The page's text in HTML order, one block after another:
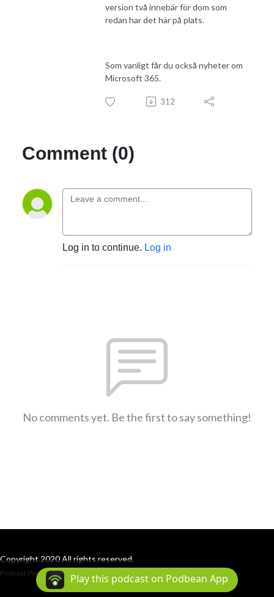
version två innebär för dom som
redan har det här på plats.
Som vanligt får du också nyheter om
Microsoft 365.
312
Comment (0)
Log in to continue. Log in
No comments yet. Be the first to say something!
Copyright 2020 All rights reserved.
Podcast Powered By Podbean
Play this podcast on Podbean App